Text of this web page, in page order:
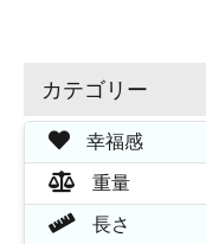
カテゴリー
幸福感
重量
長さ